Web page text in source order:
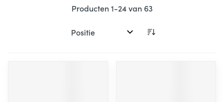
Producten1-24van 63
Sorteer op: